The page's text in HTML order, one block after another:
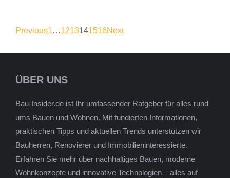
Previous1…1213141516Next
ÜBER UNS
Bau-Insider.de ist Ihr umfassender Ratgeber für alles rund
ums Bauen und Wohnen. Mit fundierten Informationen,
praktischen Tipps und aktuellen Trends unterstützen wir
Bauherren, Renovierer und Immobilieninteressierte.
Erfahren Sie mehr über nachhaltiges Bauen, moderne
Wohnkonzepte und innovative Technologien – alles auf